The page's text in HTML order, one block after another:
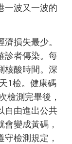
一波又一波的
損失最少。
診者傳染。每
核酸時間。深
1檢。健康碼
檢測完畢後，
自由進出公共
變成黃碼，
檢測規定，